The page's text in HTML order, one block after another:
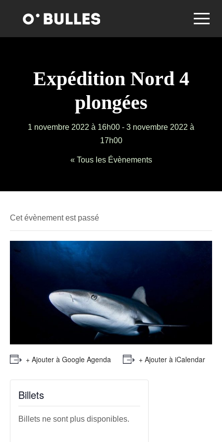
Expédition Nord 4
plongées
1 novembre 2022 à 16h00 - 3 novembre 2022 à
17h00
« Tous les Évènements
Cet évènement est passé
+ Ajouter à Google Agenda + Ajouter à iCalendar
Billets
Billets ne sont plus disponibles.